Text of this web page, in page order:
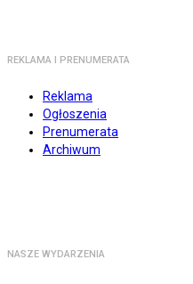
REKLAMA I PRENUMERATA
Reklama
Ogłoszenia
Prenumerata
Archiwum
NASZE WYDARZENIA